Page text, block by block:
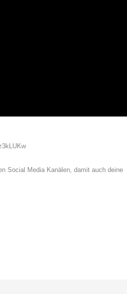
Social Media Kanälen, damit auch deine